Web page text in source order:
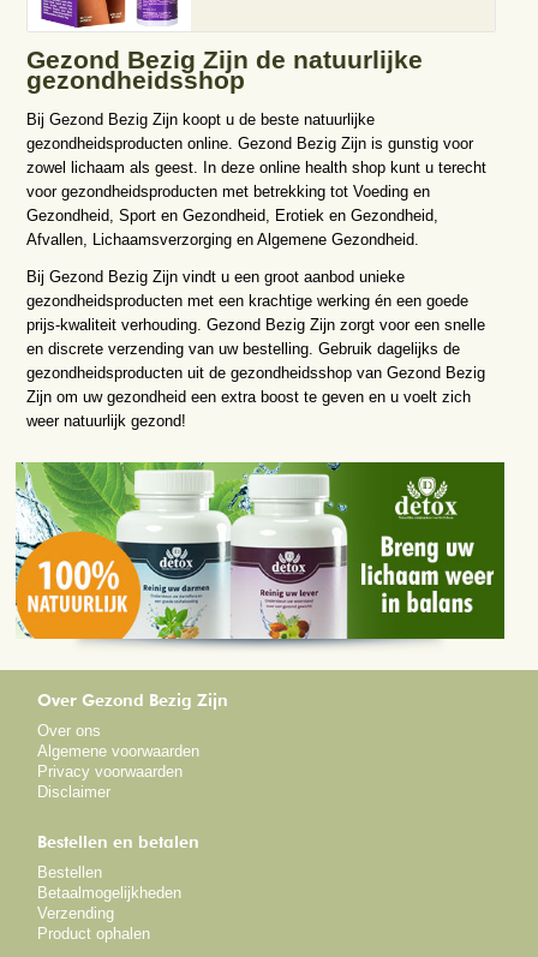
Gezond Bezig Zijn de natuurlijke
gezondheidsshop
Bij Gezond Bezig Zijn koopt u de beste natuurlijke
gezondheidsproducten online. Gezond Bezig Zijn is gunstig voor
zowel lichaam als geest. In deze online health shop kunt u terecht
voor gezondheidsproducten met betrekking tot Voeding en
Gezondheid, Sport en Gezondheid, Erotiek en Gezondheid,
Afvallen, Lichaamsverzorging en Algemene Gezondheid.
Bij Gezond Bezig Zijn vindt u een groot aanbod unieke
gezondheidsproducten met een krachtige werking én een goede
prijs-kwaliteit verhouding. Gezond Bezig Zijn zorgt voor een snelle
en discrete verzending van uw bestelling. Gebruik dagelijks de
gezondheidsproducten uit de gezondheidsshop van Gezond Bezig
Zijn om uw gezondheid een extra boost te geven en u voelt zich
weer natuurlijk gezond!
Over Gezond Bezig Zijn
Over ons
Algemene voorwaarden
Privacy voorwaarden
Disclaimer
Bestellen en betalen
Bestellen
Betaalmogelijkheden
Verzending
Product ophalen